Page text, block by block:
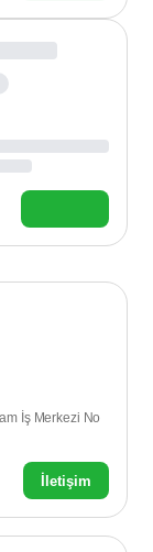
İş Merkezi No
İletişim